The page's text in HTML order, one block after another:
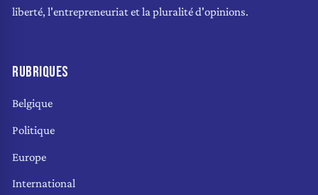
liberté, l'entrepreneuriat et la pluralité d'opinions.
RUBRIQUES
Belgique
Politique
Europe
International